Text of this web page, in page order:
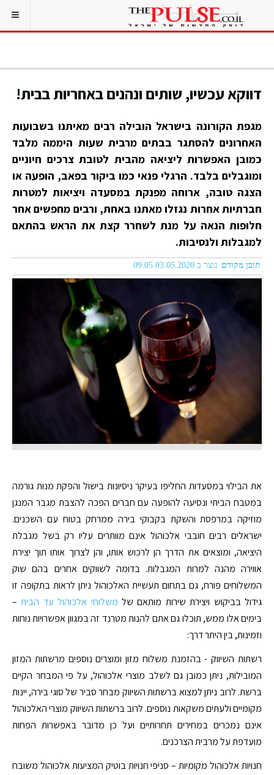
דווקא עכשיו, שותים ונהנים באחריות בבית!
מגפת הקורונה בישראל הובילה רבים מאיתנו בשבועות
האחרונים להסתגר בבתים מרבית שעות היממה מלבד
כמובן האפשרות ליציאה מהבית לטובת צרכים חיוניים
ומוגבלים בלבד. הרגלי פנאי כמו ביקור בפאב, הופעה או
הצגה טובה, ארוחה מפנקת במסעדה ויציאות למטרות
חברתיות אחרות נגזלו מאתנו באחת, ורבים מחפשים אחר
חלופות הנאה על מנת לשחרר קצת את הראש בהתאם
למגבלות ולנסיבות.
תוכן מקודם נוצר ב 03.05.2020 09:05
את הבילוי במסעדות החליפו בעיקר ניסיונות בישול והפקת מנות גורמה
במטבח הביתי ונסיעה להופעה עם חברים הפכה להצבת מגבר המנגן
מוזיקה במרפסת והשקת בקבוקי בירה ממרחק בטוח עם השכנים.
ישראלים רבים חובבי אלכוהול אינם מוותרים עליו רק בשל מגבלת
היציאה, ומוצאים את הדרך הן לרכוש אותו, והן לצרוך אותו תוך יצירת
אווירה מהנה למרות המגבלות. בדומה לשווקים אחרים בהם שוק
המשלוחים פורח, גם בתחום תעשיית האלכוהול ניתן לראות בתקופה זו
גידול בביקוש ויצירת שירות מותאם של משלוחי אלכוהול עד הבית–
בימים אלו ממש, תוכלו גם אתם להנות מטרנד זה במגוון אפשרויות נוחות
וזמינות, בין היתר דרך:
רשתות השיווק - בהזמנת משלוח מזון ומוצרים נוספים מרשתות המזון
המובילות, ניתן כמובן גם לשלב מוצרי אלכוהול, על פי המבחר הקיים
ברשת. לרוב ניתן למצוא ברשתות השיווק מבחר סביר של סוגי בירה, יינות
מקומיים ולעתים משקאות נוספים. לרוב ברשתות השיווק מוצרי האלכוהול
אינם נמכרים במחירים תחרותיים ועל כן מדובר באפשרות הפחות
מועדפת על מרבית הצרכנים.
חנויות אלכוהול מקומיות – סניפי חנויות בוטיק המציעות אלכוהול משובח